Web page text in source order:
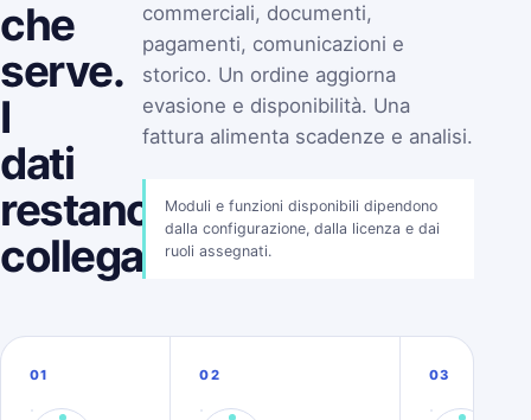
che
serve.
I
dati
restano
collegati.
commerciali, documenti,
pagamenti, comunicazioni e
storico. Un ordine aggiorna
evasione e disponibilità. Una
fattura alimenta scadenze e analisi.
Moduli e funzioni disponibili dipendono
dalla configurazione, dalla licenza e dai
ruoli assegnati.
01 02 03